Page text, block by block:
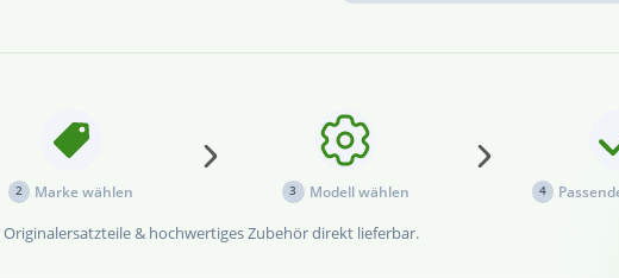
2 Marke wählen 3 Modell wählen 4
Originalersatzteile & hochwertiges Zubehör direkt lieferbar.